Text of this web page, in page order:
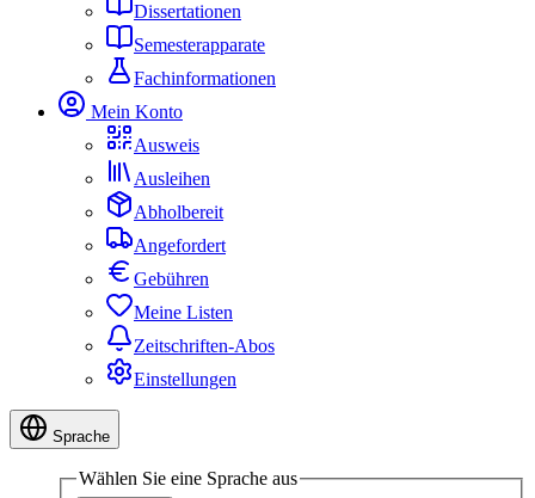
Dissertationen
Semesterapparate
Fachinformationen
Mein Konto
Ausweis
Ausleihen
Abholbereit
Angefordert
Gebühren
Meine Listen
Zeitschriften-Abos
Einstellungen
Sprache
Wählen Sie eine Sprache aus